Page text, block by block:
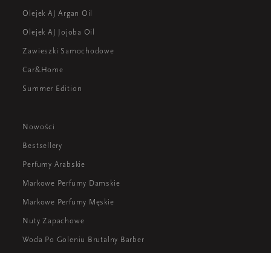
Olejek AJ Argan Oil
Olejek AJ Jojoba Oil
Zawieszki Samochodowe
Car&Home
Summer Edition
Nowości
Bestsellery
Perfumy Arabskie
Markowe Perfumy Damskie
Markowe Perfumy Męskie
Nuty Zapachowe
Woda Po Goleniu Brutalny Barber